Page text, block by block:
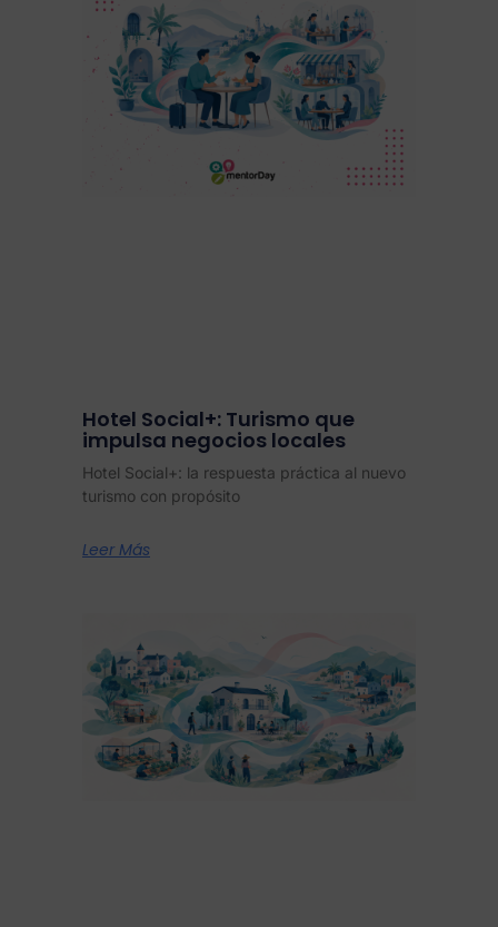
Hotel Social+: Turismo que
impulsa negocios locales
Hotel Social+: la respuesta práctica al nuevo
turismo con propósito
Leer Más